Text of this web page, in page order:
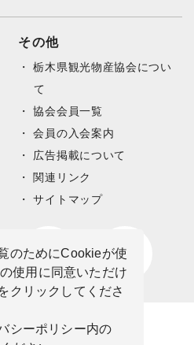
のためにCookieが使
使用に同意いただけ
クリックしてくださ
シーポリシー内の
その他
栃木県観光物産協会につい
て
協会会員一覧
会員の入会案内
広告掲載について
関連リンク
サイトマップ